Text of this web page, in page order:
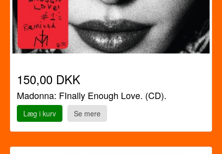
150,00 DKK
Madonna: FInally Enough Love. (CD).
Læg i kurv Se mere